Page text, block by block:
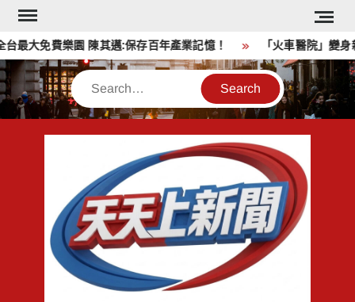
Skip
content
最大免費樂園 陳其邁:保存百年產業記憶！ 「火車醫院」變身
Search